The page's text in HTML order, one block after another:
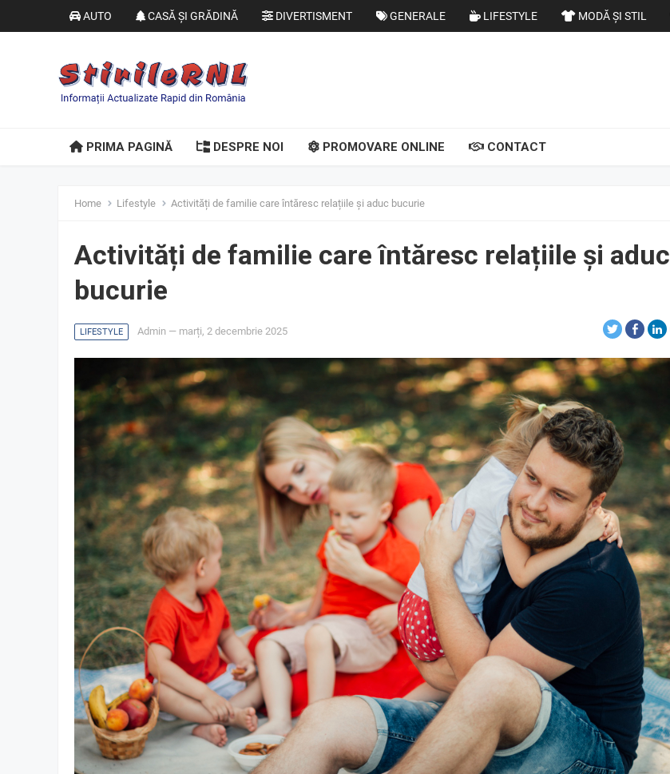
AUTO CASĂ ȘI GRĂDINĂ DIVERTISMENT GENERALE LIFESTYLE MODĂ ȘI STIL
PRIMA PAGINĂ DESPRE NOI PROMOVARE ONLINE CONTACT
Home Lifestyle Activități de familie care întăresc relațiile și aduc bucurie
Activități de familie care întăresc relațiile și aduc
bucurie
LIFESTYLE Admin — marți, 2 decembrie 2025